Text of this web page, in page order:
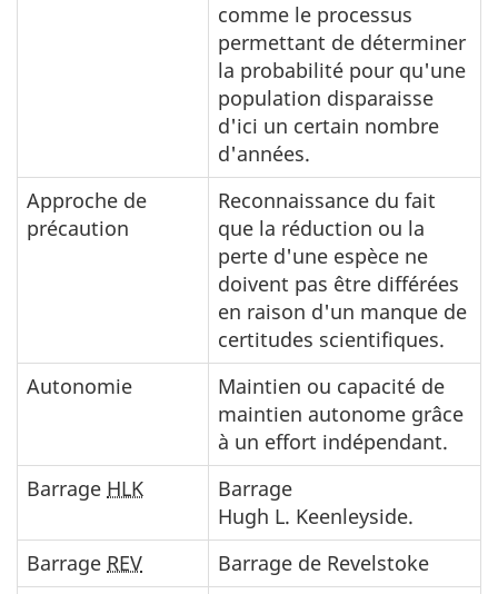
comme le processus
permettant de déterminer
la probabilité pour qu'une
population disparaisse
d'ici un certain nombre
d'années.
Approche de
précaution
Reconnaissance du fait
que la réduction ou la
perte d'une espèce ne
doivent pas être différées
en raison d'un manque de
certitudes scientifiques.
Autonomie
Maintien ou capacité de
maintien autonome grâce
à un effort indépendant.
Barrage HLK
Barrage
Hugh L. Keenleyside.
Barrage REV
Barrage de Revelstoke